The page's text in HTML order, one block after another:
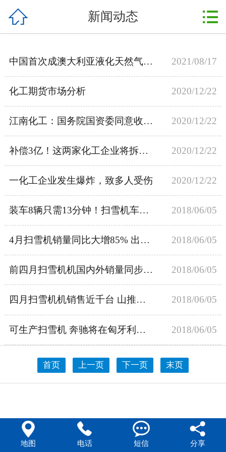
产品展示
新闻动态
行业资讯
联系我们
 新闻动态 
中国首次成澳大利亚液化天然气最大买家 2021/08/17
化工期货市场分析 2020/12/22
江南化工：国务院国资委同意收购方案 2020/12/22
补偿3亿！这两家化工企业将拆除退出！ 2020/12/22
一化工企业发生爆炸，致多人受伤 2020/12/22
装车8辆只需13分钟！扫雪机车重塑行业格局 2018/06/05
4月扫雪机销量同比大增85% 出口销量翻番！ 2018/06/05
前四月扫雪机机国内外销量同步增长近40%！ 2018/06/05
四月扫雪机机销售近千台 山推占比超七成 2018/06/05
可生产扫雪机 奔驰将在匈牙利建智能工厂 2018/06/05
首页 上一页 下一页 末页

地图

电话

短信

分享